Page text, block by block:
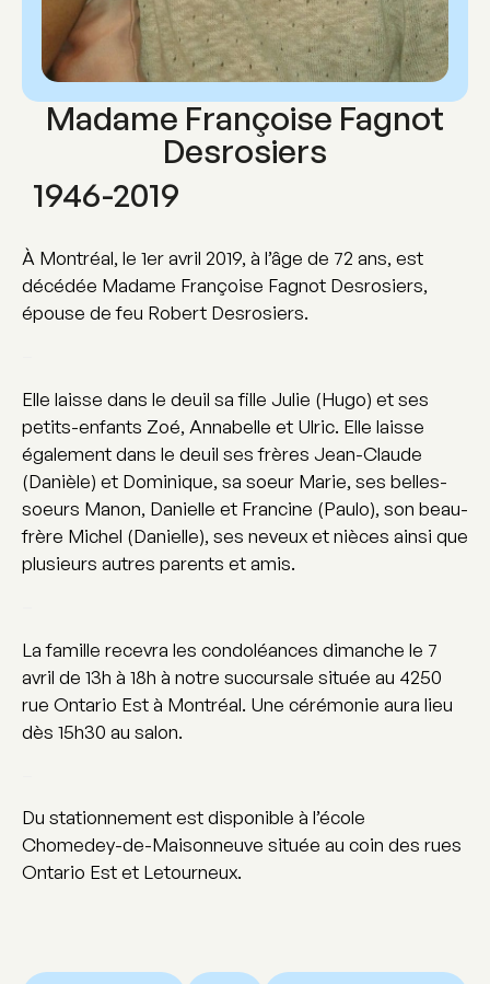
À Montréal, le 1er avril 2019, à l’âge de 72 ans, est
décédée Madame Françoise Fagnot Desrosiers,
épouse de feu Robert Desrosiers.
Elle laisse dans le deuil sa fille Julie (Hugo) et ses
petits-enfants Zoé, Annabelle et Ulric. Elle laisse
également dans le deuil ses frères Jean-Claude
(Danièle) et Dominique, sa soeur Marie, ses belles-
soeurs Manon, Danielle et Francine (Paulo), son beau-
frère Michel (Danielle), ses neveux et nièces ainsi que
plusieurs autres parents et amis.
La famille recevra les condoléances dimanche le 7
avril de 13h à 18h à notre succursale située au 4250
rue Ontario Est à Montréal. Une cérémonie aura lieu
dès 15h30 au salon.
Du stationnement est disponible à l’école
Chomedey-de-Maisonneuve située au coin des rues
Ontario Est et Letourneux.
Madame Françoise Fagnot
Desrosiers
1946-2019